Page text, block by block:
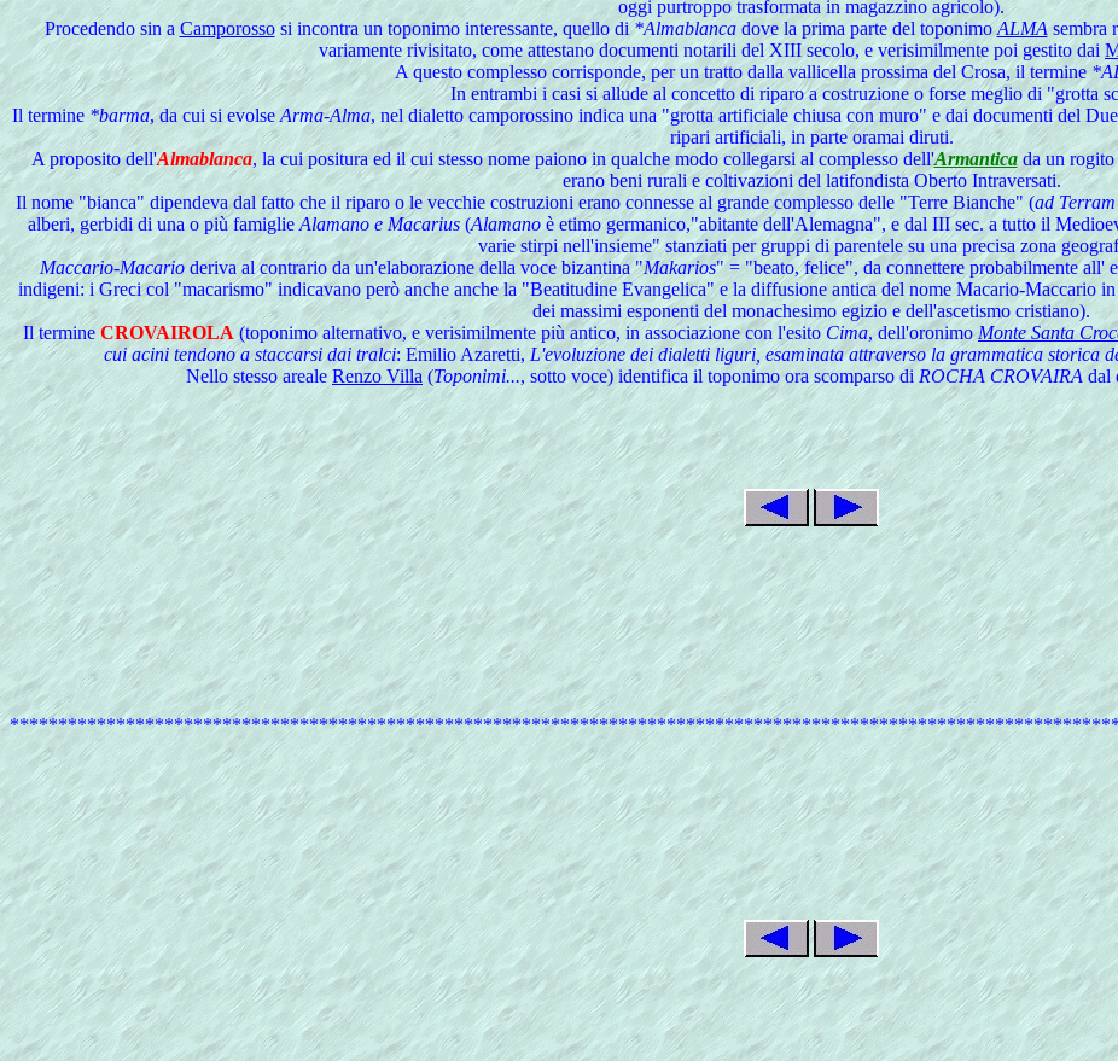
oggi purtroppo trasformata in magazzino agricolo).
Procedendosin a Camporossosi incontra un toponimo interessante, quello di*Almablancadove la prima parte del toponimoALMAsembra
variamente rivisitato, come attestano documenti notarili del XIII secolo, e verisimilmente poi gestito dai
A questo complesso corrisponde, per un tratto dalla vallicella prossima del Crosa, il termine
In entrambi i casi si allude al concetto di riparo a costruzione o forse meglio di "grotta
Il termine *barma, da cui si evolseArma-Alma, nel dialetto camporossino indica una "grotta artificiale chiusa con muro" e dai documenti del
ripari artificiali, in parte oramai diruti.
Aproposito dell'Almablanca, la cui positura ed il cui stesso nome paiono in qualche modo collegarsi al complesso dell'Armanticada un
erano beni rurali e coltivazioni del latifondista Oberto Intraversati.
Il nome "bianca" dipendeva dal fatto che il riparo o le vecchie costruzioni erano connesse al grande complesso delle "Terre Bianche" (ad
alberi, gerbidi di una o più famiglie Alamano e Macarius(Alamanoè etimo germanico,"abitante dell'Alemagna", e dal III sec. a tutto il
varie stirpi nell'insieme" stanziati per gruppi di parentele su una precisa zona
Maccario-Macario deriva al contrario da un'elaborazione della voce bizantina "Makarios" = "beato, felice", da connettere probabilmente all'
indigeni: i Greci col "macarismo" indicavano però anche anche la "Beatitudine Evangelica" e la diffusione antica del nome Macario-Maccario
dei massimi esponenti del monachesimo egizio e dell'ascetismo cristiano).
IltermineCROVAIROLA (toponimo alternativo, e verisimilmente più antico, in associazione con l'esitoCima, dell'oronimoMonte Santa
cui acini tendono a staccarsi dai tralci: Emilio Azaretti, L'evoluzione dei dialetti liguri, esaminata attraverso la grammatica storica
Nello stesso arealeRenzo Villa (Toponimi..., sotto voce) identifica il toponimo ora scomparso di ROCHA CROVAIRAdal